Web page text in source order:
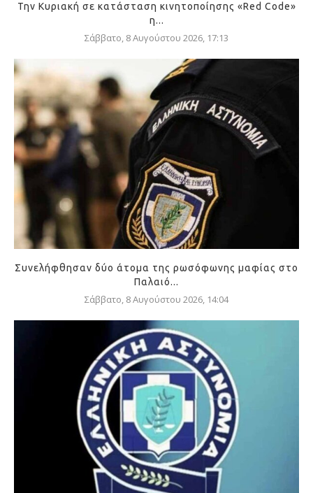
Την Κυριακή σε κατάσταση κινητοποίησης «Red Code»
η...
Σάββατο, 8 Αυγούστου 2026, 17:13
Συνελήφθησαν δύο άτομα της ρωσόφωνης μαφίας στο
Παλαιό...
Σάββατο, 8 Αυγούστου 2026, 14:04